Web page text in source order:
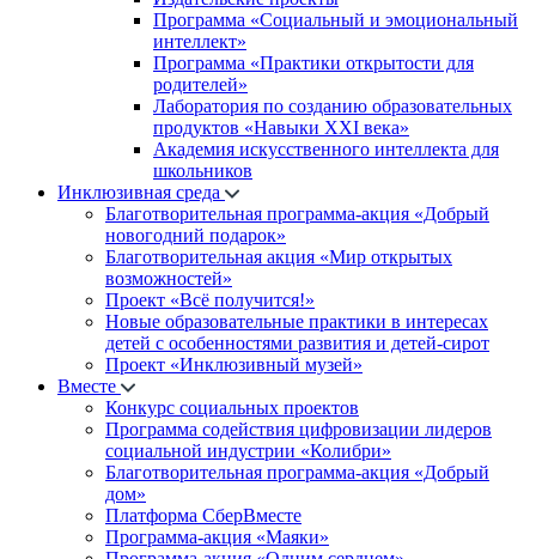
Программа «Социальный и эмоциональный
интеллект»
Программа «Практики открытости для
родителей»
Лаборатория по созданию образовательных
продуктов «Навыки XXI века»
Академия искусственного интеллекта для
школьников
Инклюзивная среда
Благотворительная программа-акция «Добрый
новогодний подарок»
Благотворительная акция «Мир открытых
возможностей»
Проект «Всё получится!»
Новые образовательные практики в интересах
детей с особенностями развития и детей-сирот
Проект «Инклюзивный музей»
Вместе
Конкурс социальных проектов
Программа содействия цифровизации лидеров
социальной индустрии «Колибри»
Благотворительная программа-акция «Добрый
дом»
Платформа СберВместе
Программа-акция «Маяки»